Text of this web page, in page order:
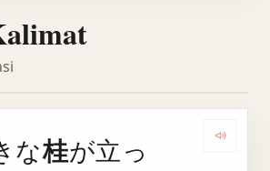
な桂が立っ